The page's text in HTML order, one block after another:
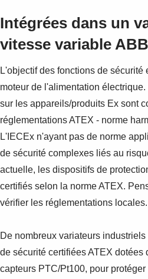
A propos
Contactez-nous
Carrières
Intégrées dans un
vitesse variable ABB
L'objectif des fonctions de sécurité
moteur de l'alimentation
sur les appareils/produits Ex sont
réglementations ATEX - norme
L'IECEx n'ayant pas de norme
de sécurité complexes liés au
actuelle, les dispositifs de
certifiés selon la norme ATEX.
vérifier les réglementations locales.
De nombreux variateurs
de sécurité certifiées ATEX dotées
capteurs PTC/Pt100, pour